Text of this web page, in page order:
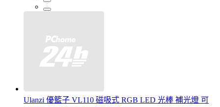
Ulanzi 優籃子 VL110 磁吸式 RGB LED 光棒 補光燈 可